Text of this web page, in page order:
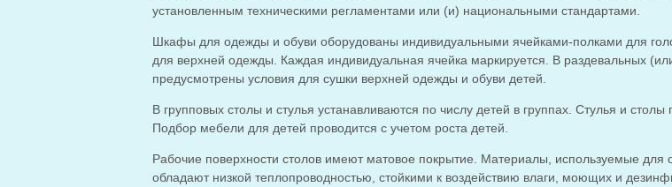
установленным техническими регламентами или (и) национальными стандартами.
Шкафы для одежды и обуви оборудованы индивидуальными ячейками-полками для
для верхней одежды. Каждая индивидуальная ячейка маркируется. В раздевальных
предусмотрены условия для сушки верхней одежды и обуви детей.
В групповых столы и стулья устанавливаются по числу детей в группах. Стулья и
Подбор мебели для детей проводится с учетом роста детей.
Рабочие поверхности столов имеют матовое покрытие. Материалы, используемые для
обладают низкой теплопроводностью, стойкими к воздействию влаги, моющих и